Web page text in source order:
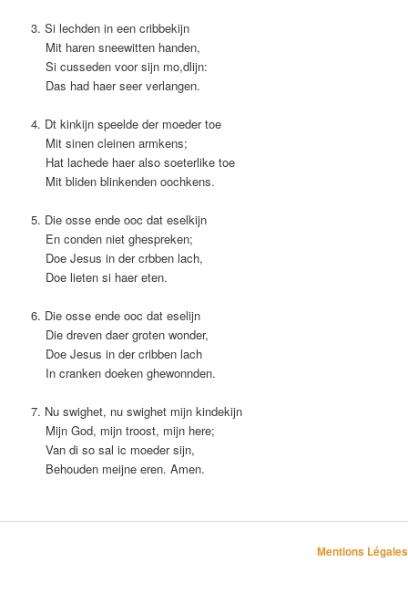
3. Si lechden in een cribbekijn
Mit haren sneewitten handen,
Si cusseden voor sijn mo,dlijn:
Das had haer seer verlangen.
4. Dt kinkijn speelde der moeder toe
Mit sinen cleinen armkens;
Hat lachede haer also soeterlike toe
Mit bliden blinkenden oochkens.
5. Die osse ende ooc dat eselkijn
En conden niet ghespreken;
Doe Jesus in der crbben lach,
Doe lieten si haer eten.
6. Die osse ende ooc dat eselijn
Die dreven daer groten wonder,
Doe Jesus in der cribben lach
In cranken doeken ghewonnden.
7. Nu swighet, nu swighet mijn kindekijn
Mijn God, mijn troost, mijn here;
Van di so sal ic moeder sijn,
Behouden meijne eren. Amen.
Mentions Légales